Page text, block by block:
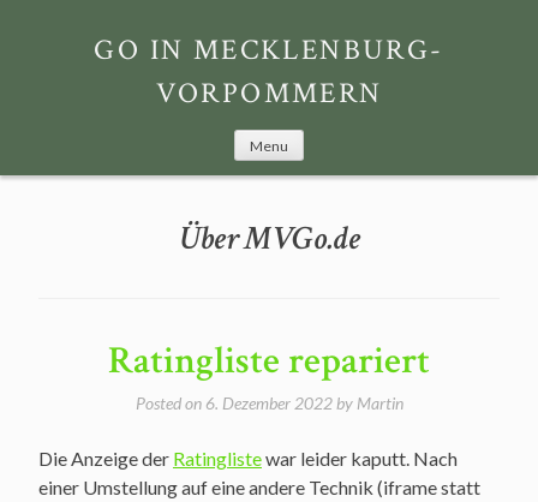
GO IN MECKLENBURG-
VORPOMMERN
Menu
Über MVGo.de
Ratingliste repariert
Posted on 6. Dezember 2022by Martin
Die Anzeige der Ratinglistewar leider kaputt. Nach
einer Umstellung auf eine andere Technik (iframe statt